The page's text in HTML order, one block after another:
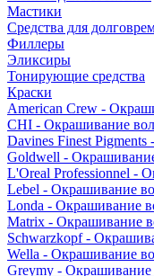
Мастики
Средства для
Филлеры
Эликсиры
Тонирующие средства
Краски
American Crew -
CHI - Окрашивание
Davines Finest
Goldwell -
L'Oreal Professionnel -
Lebel - Окрашивание
Londa - Окрашивание
Matrix - Окрашивание
Schwarzkopf -
Wella - Окрашивание
Greymy - Окрашивание